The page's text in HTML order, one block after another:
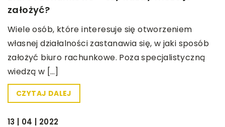
założyć?
Wiele osób, które interesuje się otworzeniem
własnej działalności zastanawia się, w jaki sposób
założyć biuro rachunkowe. Poza specjalistyczną
wiedzą w […]
CZYTAJ DALEJ
13 | 04 | 2022